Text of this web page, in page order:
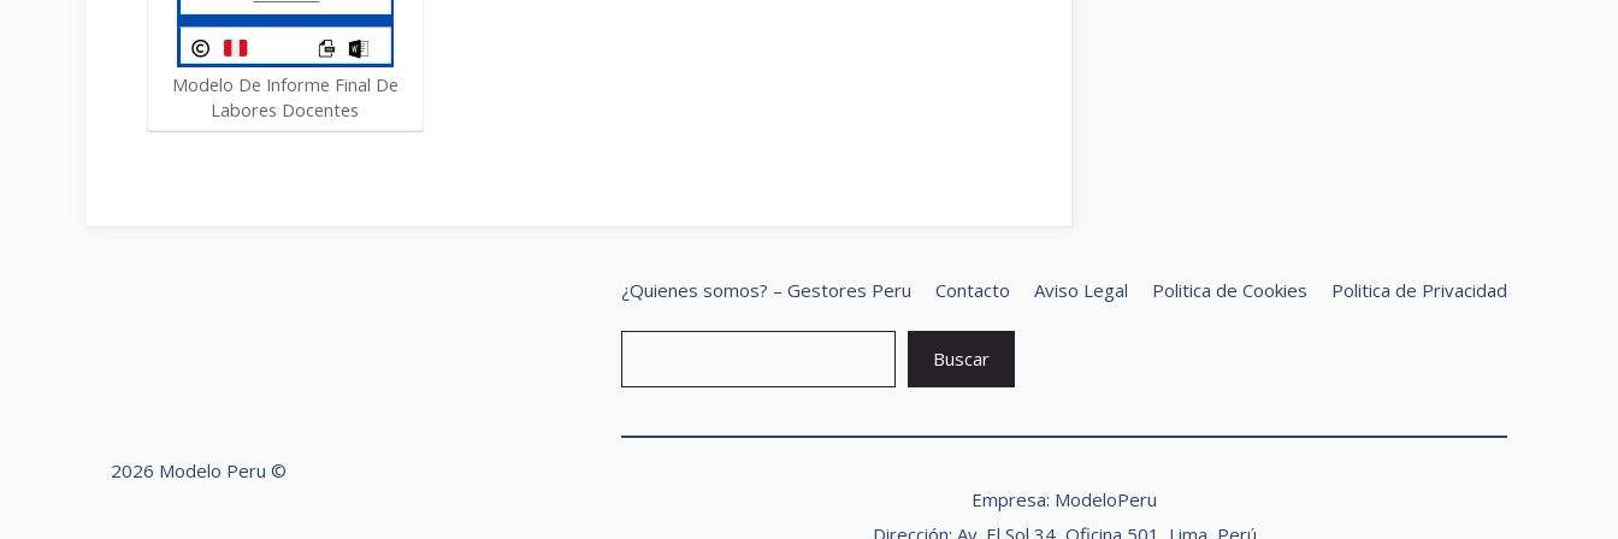
Modelo De Informe Final De
Labores Docentes
¿Quienes somos? – Gestores Peru Contacto Aviso Legal Politica de Cookies Politica de Privacidad
Buscar
Empresa: ModeloPeru
2026 Modelo Peru ©